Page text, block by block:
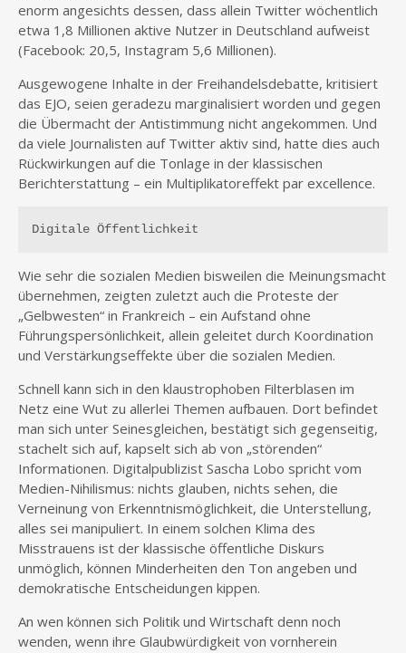
enorm angesichts dessen, dass allein Twitter wöchentlich
etwa 1,8 Millionen aktive Nutzer in Deutschland aufweist
(Facebook: 20,5, Instagram 5,6 Millionen).
Ausgewogene Inhalte in der Freihandelsdebatte, kritisiert
das EJO, seien geradezu marginalisiert worden und gegen
die Übermacht der Antistimmung nicht angekommen. Und
da viele Journalisten auf Twitter aktiv sind, hatte dies auch
Rückwirkungen auf die Tonlage in der klassischen
Berichterstattung – ein Multiplikatoreffekt par excellence.
Digitale Öffentlichkeit
Wie sehr die sozialen Medien bisweilen die Meinungsmacht
übernehmen, zeigten zuletzt auch die Proteste der
„Gelbwesten“ in Frankreich – ein Aufstand ohne
Führungspersönlichkeit, allein geleitet durch Koordination
und Verstärkungseffekte über die sozialen Medien.
Schnell kann sich in den klaustrophoben Filterblasen im
Netz eine Wut zu allerlei Themen aufbauen. Dort befindet
man sich unter Seinesgleichen, bestätigt sich gegenseitig,
stachelt sich auf, kapselt sich ab von „störenden“
Informationen. Digitalpublizist Sascha Lobo spricht vom
Medien-Nihilismus: nichts glauben, nichts sehen, die
Verneinung von Erkenntnismöglichkeit, die Unterstellung,
alles sei manipuliert. In einem solchen Klima des
Misstrauens ist der klassische öffentliche Diskurs
unmöglich, können Minderheiten den Ton angeben und
demokratische Entscheidungen kippen.
An wen können sich Politik und Wirtschaft denn noch
wenden, wenn ihre Glaubwürdigkeit von vornherein